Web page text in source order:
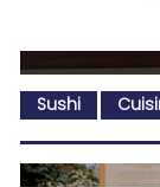
Sushi